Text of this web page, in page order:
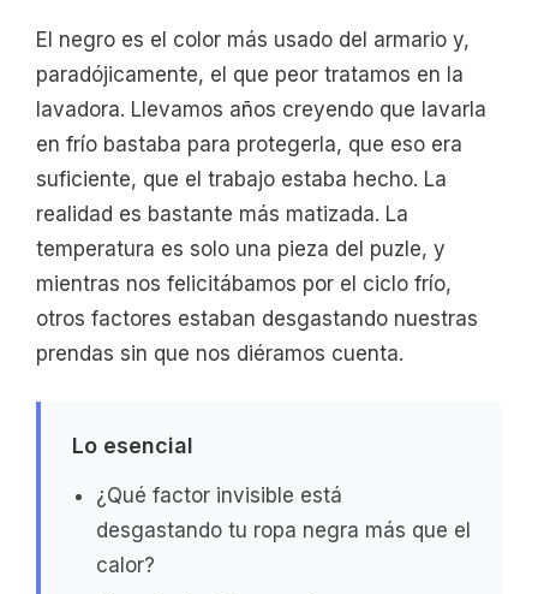
El negro es el color más usado del armario y,
paradójicamente, el que peor tratamos en la
lavadora. Llevamos años creyendo que lavarla
en frío bastaba para protegerla, que eso era
suficiente, que el trabajo estaba hecho. La
realidad es bastante más matizada. La
temperatura es solo una pieza del puzle, y
mientras nos felicitábamos por el ciclo frío,
otros factores estaban desgastando nuestras
prendas sin que nos diéramos cuenta.
Lo esencial
¿Qué factor invisible está
desgastando tu ropa negra más que el
calor?